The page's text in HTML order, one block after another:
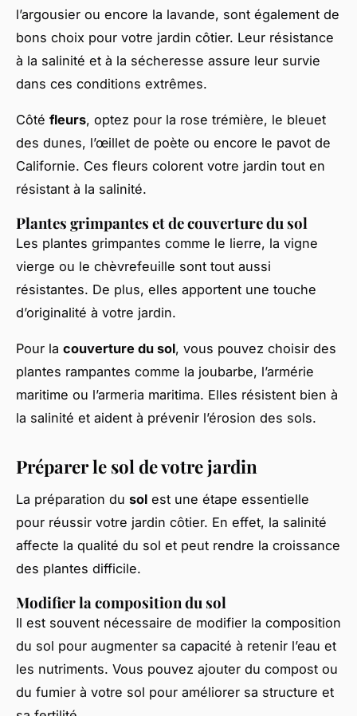
l’argousier ou encore la lavande, sont également de
bons choix pour votre jardin côtier. Leur résistance
à la salinité et à la sécheresse assure leur survie
dans ces conditions extrêmes.
Côté fleurs, optez pour la rose trémière, le bleuet
des dunes, l’œillet de poète ou encore le pavot de
Californie. Ces fleurs colorent votre jardin tout en
résistant à la salinité.
Plantes grimpantes et de couverture du sol
Les plantes grimpantes comme le lierre, la vigne
vierge ou le chèvrefeuille sont tout aussi
résistantes. De plus, elles apportent une touche
d’originalité à votre jardin.
Pour la couverture du sol, vous pouvez choisir des
plantes rampantes comme la joubarbe, l’armérie
maritime ou l’armeria maritima. Elles résistent bien à
la salinité et aident à prévenir l’érosion des sols.
Préparer le sol de votre jardin
La préparation du sol est une étape essentielle
pour réussir votre jardin côtier. En effet, la salinité
affecte la qualité du sol et peut rendre la croissance
des plantes difficile.
Modifier la composition du sol
Il est souvent nécessaire de modifier la composition
du sol pour augmenter sa capacité à retenir l’eau et
les nutriments. Vous pouvez ajouter du compost ou
du fumier à votre sol pour améliorer sa structure et